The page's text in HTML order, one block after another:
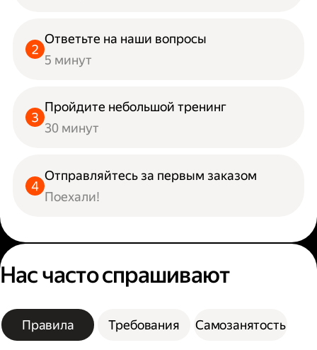
Ответьте на наши вопросы
5 минут
Пройдите небольшой тренинг
30 минут
Отправляйтесь за первым заказом
Поехали!
Нас часто спрашивают
Правила Требования Самозанятость